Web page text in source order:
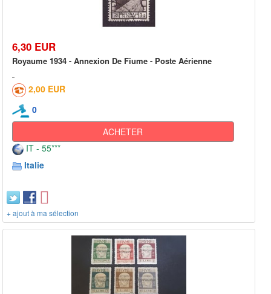
6,30 EUR
Royaume 1934 - Annexion De Fiume - Poste Aérienne
2,00 EUR
0
ACHETER
IT - 55***
Italie
+ ajout à ma sélection